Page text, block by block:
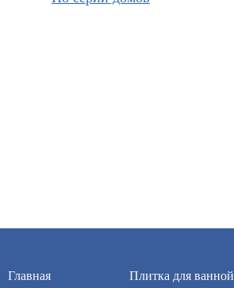
Главная
Плитка для ванной